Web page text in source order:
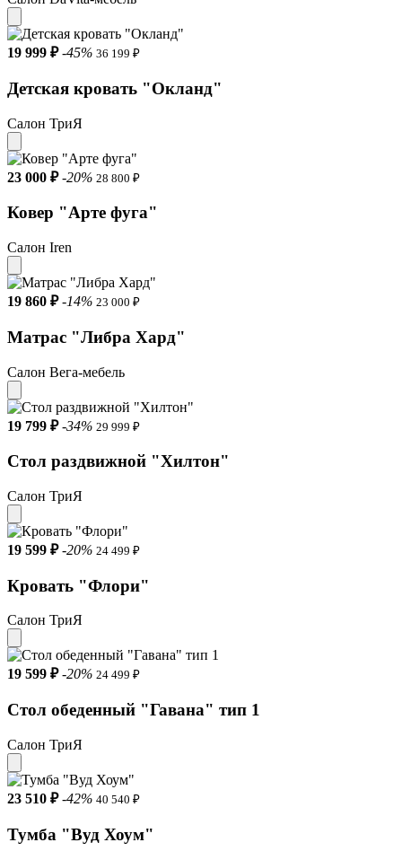
19 999 ₽ -45% 36 199 ₽
Детская кровать "Окланд"
Салон ТриЯ
23 000 ₽ -20% 28 800 ₽
Ковер "Арте фуга"
Салон Iren
19 860 ₽ -14% 23 000 ₽
Матрас "Либра Хард"
Салон Вега-мебель
19 799 ₽ -34% 29 999 ₽
Стол раздвижной "Хилтон"
Салон ТриЯ
19 599 ₽ -20% 24 499 ₽
Кровать "Флори"
Салон ТриЯ
19 599 ₽ -20% 24 499 ₽
Стол обеденный "Гавана" тип 1
Салон ТриЯ
23 510 ₽ -42% 40 540 ₽
Тумба "Вуд Хоум"